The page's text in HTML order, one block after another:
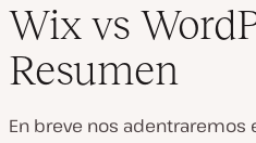
Wix vs
Resumen
En breve nos adentraremos